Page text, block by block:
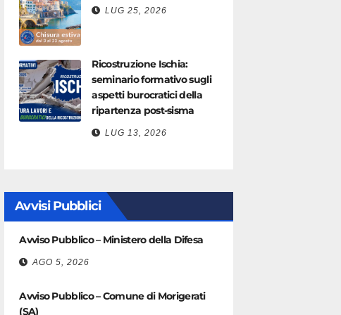
LUG 25, 2026
Ricostruzione Ischia:
seminario formativo sugli
aspetti burocratici della
ripartenza post-sisma
LUG 13, 2026
Avvisi Pubblici
Avviso Pubblico – Ministero della Difesa
AGO 5, 2026
Avviso Pubblico – Comune di Morigerati
(SA)